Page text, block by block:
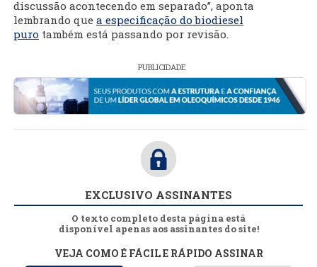
discussão acontecendo em separado”, aponta
lembrando que a especificação do biodiesel
puro também está passando por revisão.
PUBLICIDADE
EXCLUSIVO ASSINANTES
O texto completo desta página está
disponível apenas aos assinantes do site!
VEJA COMO É FÁCIL E RÁPIDO ASSINAR